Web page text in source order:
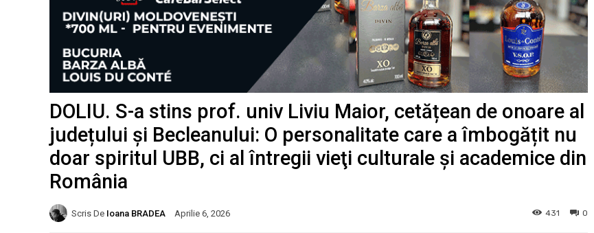
DOLIU. S-a stins prof. univ Liviu Maior, cetățean de onoare al
județului și Becleanului: O personalitate care a îmbogățit nu
doar spiritul UBB, ci al întregii vieţi culturale şi academice din
România
Scris De Ioana BRADEA Aprilie 6, 2026 0
431